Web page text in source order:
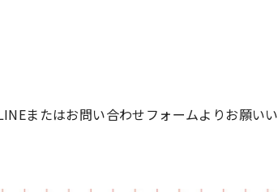
またはお問い合わせフォームよりお願いい